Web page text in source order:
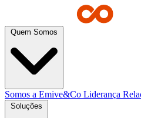
Quem Somos
Somos a Emive&Co Liderança
Soluções